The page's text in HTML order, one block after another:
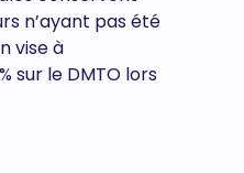
n’ayant pas été
vise à
sur le DMTO lors